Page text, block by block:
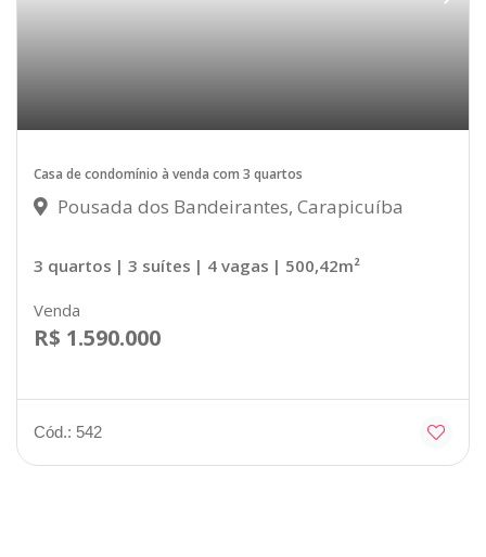
Casa de condomínio à venda com 3 quartos
Pousada dos Bandeirantes, Carapicuíba
3 quartos | 3 suítes | 4 vagas | 500,42m²
Venda
R$ 1.590.000
Cód.: 542